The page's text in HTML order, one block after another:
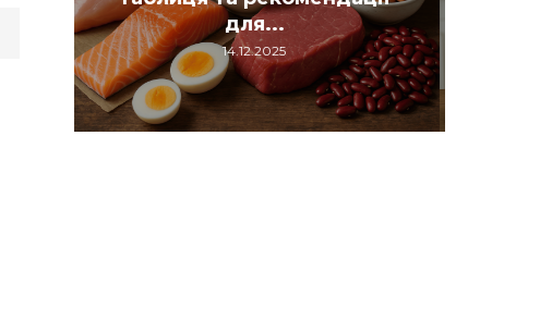
можна їсти, меню на...
14.12.2025